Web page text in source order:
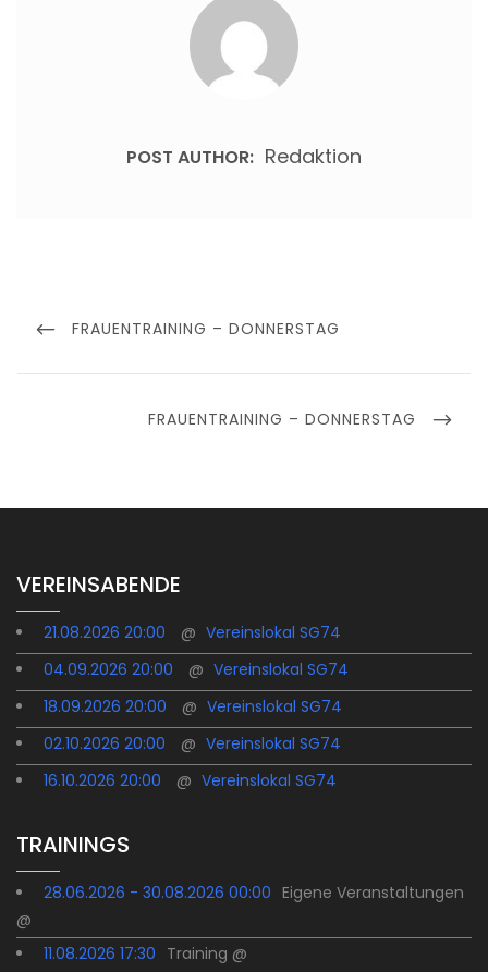
POST AUTHOR: Redaktion
PREVIOUS
FRAUENTRAINING – DONNERSTAG
NEXT
FRAUENTRAINING – DONNERSTAG
VEREINSABENDE
21.08.2026 20:00 @ Vereinslokal SG74
04.09.2026 20:00
@ Vereinslokal SG74
18.09.2026 20:00
@ Vereinslokal SG74
02.10.2026 20:00
@ Vereinslokal SG74
16.10.2026 20:00
@ Vereinslokal SG74
TRAININGS
28.06.2026 - 30.08.2026 00:00 Eigene Veranstaltungen
@
11.08.2026 17:30 Training @